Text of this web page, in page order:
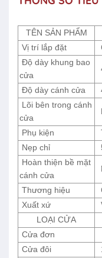
TÊN SẢN PHẨM
Vị trí lắp đặt
Độ dày khung bao
cửa
Độ dày cánh cửa
Lõi bên trong cánh
cửa
Phụ kiện
Nẹp chỉ
Hoàn thiện bề mặt
cánh cửa
Thương hiệu
Xuất xứ
LOẠI CỬA
Cửa đơn
Cửa đôi